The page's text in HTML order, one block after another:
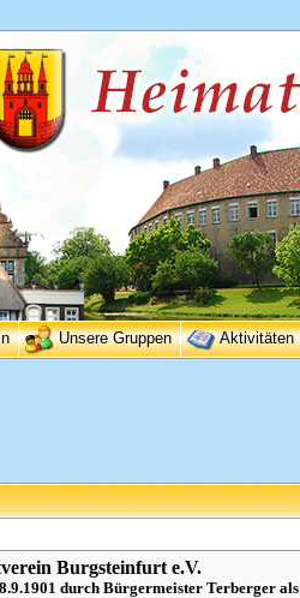
Unsere Gruppen Aktivitäten
Burgsteinfurt e.V.
durch Bürgermeister Terberger